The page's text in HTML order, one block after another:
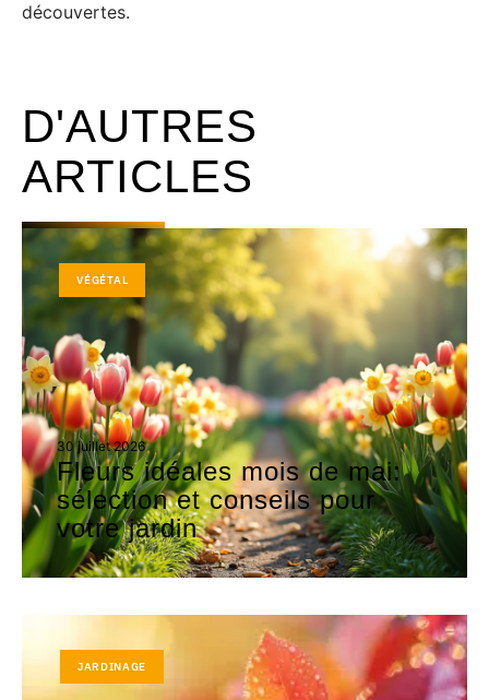
découvertes.
D'AUTRES
ARTICLES
VÉGÉTAL
30 juillet 2026
Fleurs idéales mois de mai:
sélection et conseils pour
votre jardin
JARDINAGE